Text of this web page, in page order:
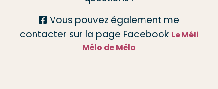
 Vous pouvez également me
contacter sur la page Facebook Le Méli
Mélo de Mélo